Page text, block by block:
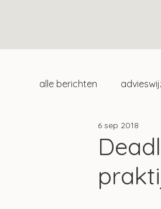
alle berichten
duurzaam home
6 sep 2018